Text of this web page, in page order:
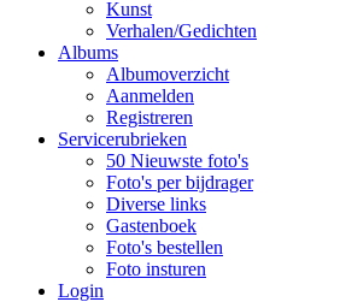
Kunst
Verhalen/Gedichten
Albums
Albumoverzicht
Aanmelden
Registreren
Servicerubrieken
50 Nieuwste foto's
Foto's per bijdrager
Diverse links
Gastenboek
Foto's bestellen
Foto insturen
Login